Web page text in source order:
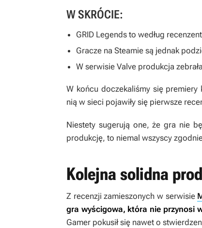
W SKRÓCIE:
GRID Legends to według
Gracze na Steamie są jednak
W serwisie Valve produkcja
W końcu doczekaliśmy się premiery
nią w sieci pojawiły się pierwsze
Niestety sugerują one, że gra nie
produkcję, to niemal wszyscy
Kolejna solidna
Z recenzji zamieszonych w serwisie
gra wyścigowa, która nie przynosi
Gamer pokusił się nawet o